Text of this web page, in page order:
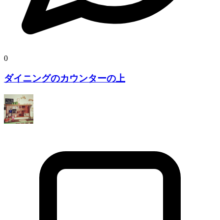
0
ダイニングのカウンターの上